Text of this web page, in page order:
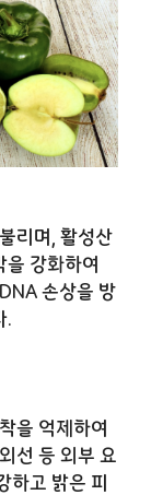
리며, 활성산
을 강화하여
손상을 방
.
을 억제하여
선 등 외부 요
하고 밝은 피